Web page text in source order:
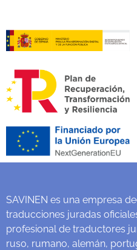
SAVINEN es una empresa
traducciones juradas
profesional de traductores
ruso, rumano, alemán,